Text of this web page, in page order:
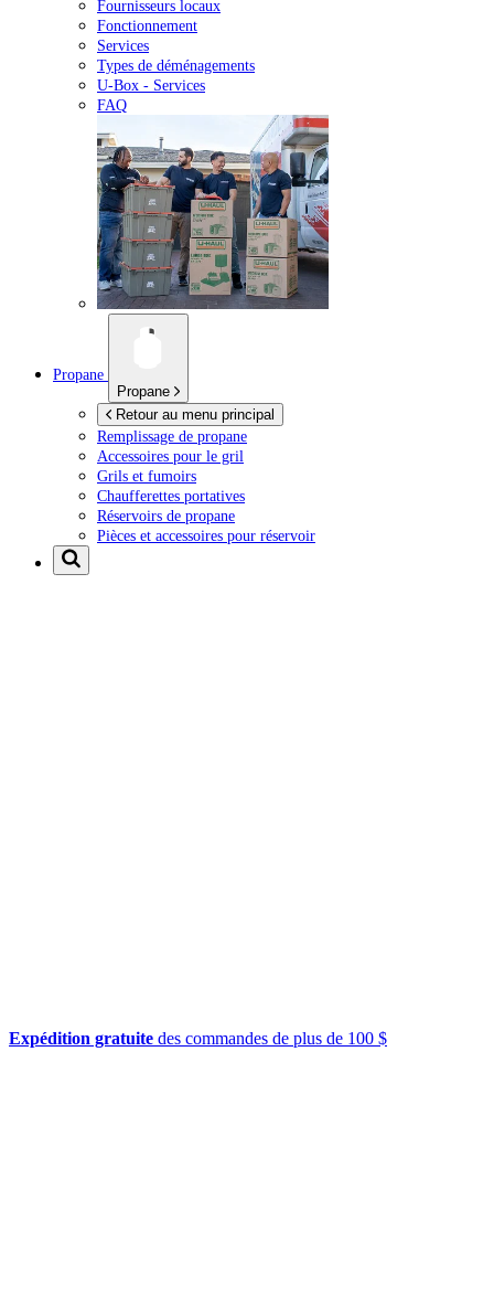
Fournisseurs locaux
Fonctionnement
Services
Types de déménagements
U-Box - Services
FAQ
Propane
Propane
Retour au menu principal
Remplissage de propane
Accessoires pour le gril
Grils et fumoirs
Chaufferettes portatives
Réservoirs de propane
Pièces et accessoires pour réservoir
Expédition gratuite des commandes de plus de 100 $